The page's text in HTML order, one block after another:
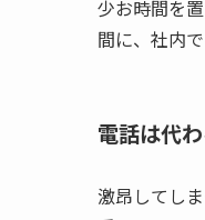
少お時間を
間に、社内
電話は代
激昂してし